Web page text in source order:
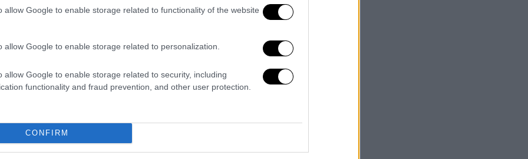
allow Google to enable storage related to functionality of the website
allow Google to enable storage related to personalization.
allow Google to enable storage related to security, including
functionality and fraud prevention, and other user protection.
CONFIRM
του με τον ΣΥΡΙΖΑ: Άστα να πάν’ στο
του με τον ΣΥΡΙΖΑ: Άστα να πάν’ στο
η ευκαιρία να αποδείξω στον εαυτό μου
από ό,τι έχεις φανταστεί. Ή μια εντελώς
με σοβαρότητα και υπευθυνότητα,
Ελπίζω να τα καταφέρω. Γιατί ο
η μάχη κατά του εθνικισμού, του